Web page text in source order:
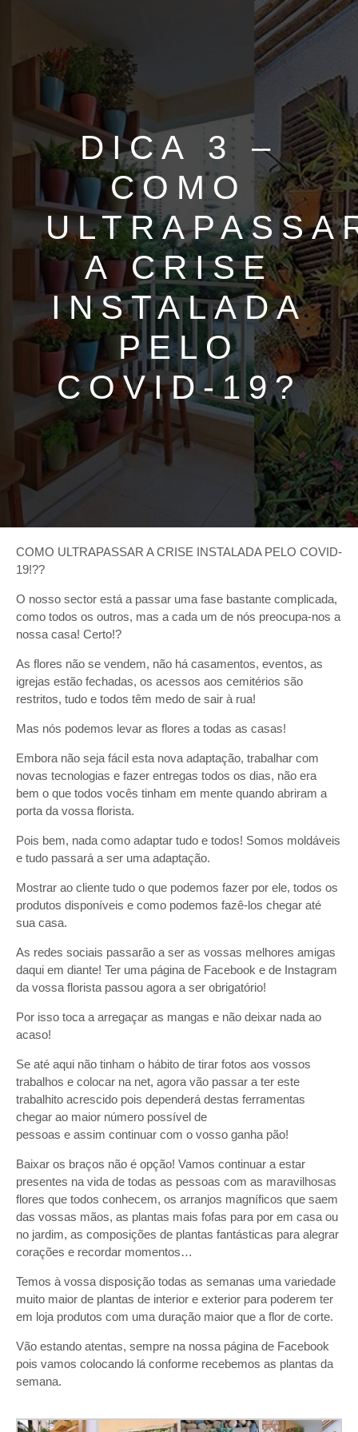
DICA 3 –
COMO
A CRISE
INSTALADA
PELO
COVID-19?
COMO ULTRAPASSAR A CRISE INSTALADA PELO COVID-
19!??
O nosso sector está a passar uma fase bastante complicada,
como todos os outros, mas a cada um de nós preocupa-nos a
nossa casa! Certo!?
As flores não se vendem, não há casamentos, eventos, as
igrejas estão fechadas, os acessos aos cemitérios são
restritos, tudo e todos têm medo de sair à rua!
Mas nós podemos levar as flores a todas as casas!
Embora não seja fácil esta nova adaptação, trabalhar com
novas tecnologias e fazer entregas todos os dias, não era
bem o que todos vocês tinham em mente quando abriram a
porta da vossa florista.
Pois bem, nada como adaptar tudo e todos! Somos moldáveis
e tudo passará a ser uma adaptação.
Mostrar ao cliente tudo o que podemos fazer por ele, todos os
produtos disponíveis e como podemos fazê-los chegar até
sua casa.
As redes sociais passarão a ser as vossas melhores amigas
daqui em diante! Ter uma página de Facebook e de Instagram
da vossa florista passou agora a ser obrigatório!
Por isso toca a arregaçar as mangas e não deixar nada ao
acaso!
Se até aqui não tinham o hábito de tirar fotos aos vossos
trabalhos e colocar na net, agora vão passar a ter este
trabalhito acrescido pois dependerá destas ferramentas
chegar ao maior número possível de
pessoas e assim continuar com o vosso ganha pão!
Baixar os braços não é opção! Vamos continuar a estar
presentes na vida de todas as pessoas com as maravilhosas
flores que todos conhecem, os arranjos magníficos que saem
das vossas mãos, as plantas mais fofas para por em casa ou
no jardim, as composições de plantas fantásticas para alegrar
corações e recordar momentos…
Temos à vossa disposição todas as semanas uma variedade
muito maior de plantas de interior e exterior para poderem ter
em loja produtos com uma duração maior que a flor de corte.
Vão estando atentas, sempre na nossa página de Facebook
pois vamos colocando lá conforme recebemos as plantas da
semana.